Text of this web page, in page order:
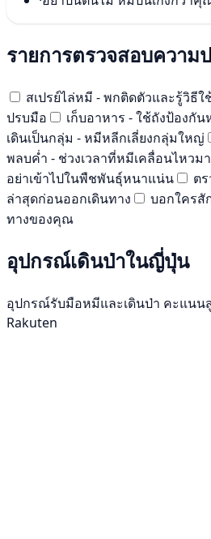
รายการตรวจสอบความ
สเปรย์ไล่หมี - พกติดตัวและรู้วิธีใ
ปรบมือ
เก็บอาหาร - ใช้ถังป้องกั
เดินเป็นกลุ่ม - หมีหลีกเลี่ยงกลุ่มใหญ่
พลบค่ำ - ช่วงเวลาที่หมีเคลื่อนไหวม
อย่าเข้าไปในพืชพันธุ์หนาแน่น
ต
ล่าสุดก่อนออกเดินทาง
บอกใครสั
ทางของคุณ
อุปกรณ์เดินป่าในญี่ปุ่น
อุปกรณ์รับมือหมีและเดินป่า คะแนน
Rakuten